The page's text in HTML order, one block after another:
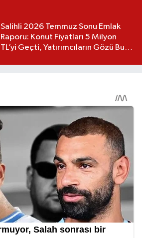
Salihli 2026 Temmuz Sonu Emlak
Raporu: Konut Fiyatları 5 Milyon
TL’yi Geçti, Yatırımcıların Gözü Bu